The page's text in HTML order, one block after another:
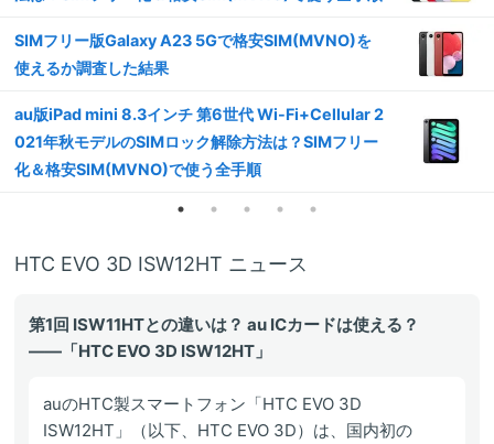
SIMフリー版Galaxy A23 5Gで格安SIM(MVNO)を
使えるか調査した結果
au版iPad mini 8.3インチ 第6世代 Wi-Fi+Cellular 2
021年秋モデルのSIMロック解除方法は？SIMフリー
化＆格安SIM(MVNO)で使う全手順
HTC EVO 3D ISW12HT ニュース
第1回 ISW11HTとの違いは？ au ICカードは使える？
――「HTC EVO 3D ISW12HT」
auのHTC製スマートフォン「HTC EVO 3D
ISW12HT」（以下、HTC EVO 3D）は、国内初の